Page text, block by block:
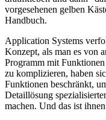
vorgesehenen gelben
Handbuch.
Application Systems
Konzept, als man es von
Programm mit
zu komplizieren, haben
Funktionen beschränkt,
Detaillösung
machen. Und das ist